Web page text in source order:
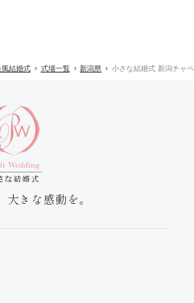
結婚式 式場一覧 新潟県 小さな結婚式 新潟チャ
大きな感動を。